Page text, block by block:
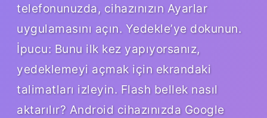
telefonunuzda, cihazınızın Ayarlar
uygulamasını açın. Yedekle’ye dokunun.
İpucu: Bunu ilk kez yapıyorsanız,
yedeklemeyi açmak için ekrandaki
talimatları izleyin. Flash bellek nasıl
aktarılır? Android cihazınızda Google